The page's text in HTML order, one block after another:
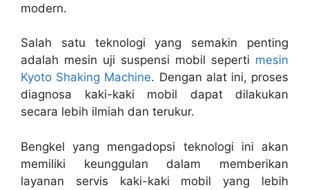
modern.
Salah satu teknologi yang semakin penting
adalah mesin uji suspensi mobil seperti mesin
Kyoto Shaking Machine. Dengan alat ini, proses
diagnosa kaki-kaki mobil dapat dilakukan
secara lebih ilmiah dan terukur.
Bengkel yang mengadopsi teknologi ini akan
memiliki keunggulan dalam memberikan
layanan servis kaki-kaki mobil yang lebih